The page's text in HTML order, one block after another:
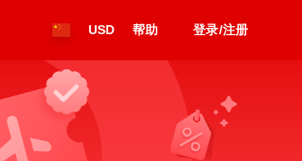
USD 帮助 登录/注册